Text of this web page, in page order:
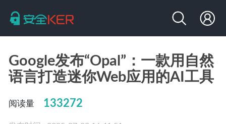
Google发布“Opal”：一款用自然
语言打造迷你Web应用的AI工具
阅读量 133272